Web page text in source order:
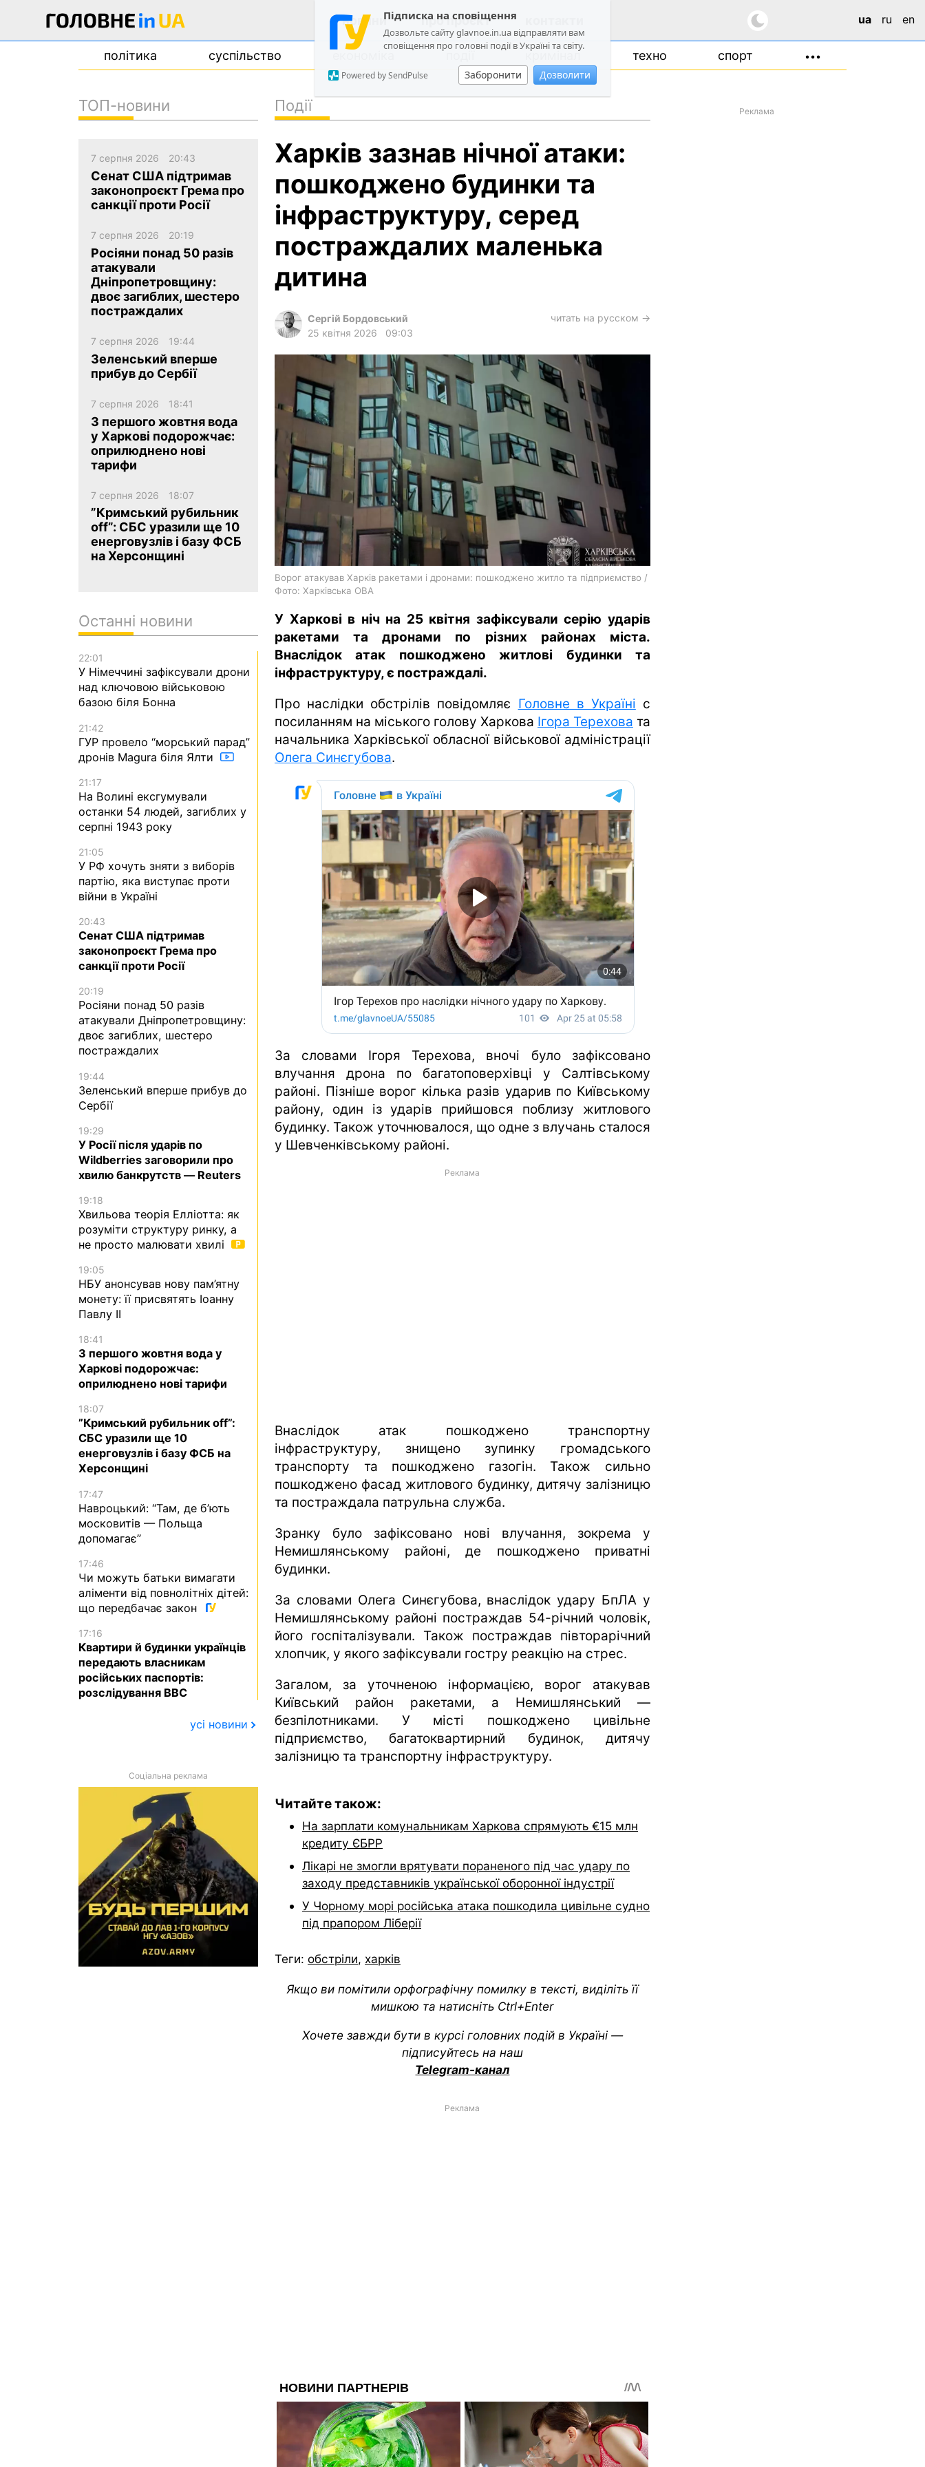
Підписка на сповіщення
Дозвольте сайту glavnoe.in.ua відправляти вам
сповіщення про головні події в Україні та світу.
Заборонити Дозволити
Powered by SendPulse
новини про проєкт ua ru en
політика суспільство кримінал техно спорт •••
політика
суспільство
події
кримінал
техно
gambling
en
Події
Харків зазнав нічної атаки:
пошкоджено будинки та
інфраструктуру, серед
постраждалих маленька
дитина
Сергій Бордовський
25 квітня 2026
09:03
читать на русском →
Ворог атакував Харків ракетами і дронами: пошкоджено житло та підприємство /
Фото: Харківська ОВА
У Харкові в ніч на 25 квітня зафіксували серію ударів
ракетами та дронами по різних районах міста.
Внаслідок атак пошкоджено житлові будинки та
інфраструктуру, є постраждалі.
Про наслідки обстрілів повідомляє Головне в Україні с
посиланням на міського голову Харкова Ігора Терехова та
начальника Харківської обласної військової адміністрації
Олега Синєгубова.
За словами Ігоря Терехова, вночі було зафіксовано
влучання дрона по багатоповерхівці у Салтівському
районі. Пізніше ворог кілька разів ударив по Київському
району, один із ударів прийшовся поблизу житлового
будинку. Також уточнювалося, що одне з влучань сталося
у Шевченківському районі.
Реклама
Внаслідок атак пошкоджено транспортну
інфраструктуру, знищено зупинку громадського
транспорту та пошкоджено газогін. Також сильно
пошкоджено фасад житлового будинку, дитячу залізницю
та постраждала патрульна служба.
Зранку було зафіксовано нові влучання, зокрема у
Немишлянському районі, де пошкоджено приватні
будинки.
За словами Олега Синєгубова, внаслідок удару БпЛА у
Немишлянському районі постраждав 54-річний чоловік,
його госпіталізували. Також постраждав півторарічний
хлопчик, у якого зафіксували гостру реакцію на стрес.
Загалом, за уточненою інформацією, ворог атакував
Київський район ракетами, а Немишлянський —
безпілотниками. У місті пошкоджено цивільне
підприємство, багатоквартирний будинок, дитячу
залізницю та транспортну інфраструктуру.
Читайте також:
На зарплати комунальникам Харкова спрямують €15 млн
кредиту ЄБРР
Лікарі не змогли врятувати пораненого під час удару по
заходу представників української оборонної індустрії
У Чорному морі російська атака пошкодила цивільне судно
під прапором Ліберії
Теги: обстріли, харків
Якщо ви помітили орфографічну помилку в тексті, виділіть її
мишкою та натисніть Ctrl+Enter
Хочете завжди бути в курсі головних подій в Україні —
підписуйтесь на наш
Telegram-канал
Реклама
Реклама
ТОП-новини
7 серпня 2026 20:43
Сенат США підтримав
законопроєкт Грема про
санкції проти Росії
7 серпня 2026 20:19
Росіяни понад 50 разів
атакували
Дніпропетровщину:
двоє загиблих, шестеро
постраждалих
7 серпня 2026 19:44
Зеленський вперше
прибув до Сербії
7 серпня 2026 18:41
З першого жовтня вода
у Харкові подорожчає:
оприлюднено нові
тарифи
7 серпня 2026 18:07
”Кримський рубильник
off”: СБС уразили ще 10
енерговузлів і базу ФСБ
на Херсонщині
Останні новини
22:01
У Німеччині зафіксували дрони
над ключовою військовою
базою біля Бонна
21:42
ГУР провело “морський парад”
дронів Magura біля Ялти
21:17
На Волині ексгумували
останки 54 людей, загиблих у
серпні 1943 року
21:05
У РФ хочуть зняти з виборів
партію, яка виступає проти
війни в Україні
20:43
Сенат США підтримав
законопроєкт Грема про
санкції проти Росії
20:19
Росіяни понад 50 разів
атакували Дніпропетровщину:
двоє загиблих, шестеро
постраждалих
19:44
Зеленський вперше прибув до
Сербії
19:29
У Росії після ударів по
Wildberries заговорили про
хвилю банкрутств — Reuters
19:18
Хвильова теорія Елліотта: як
розуміти структуру ринку, а
не просто малювати хвилі
19:05
НБУ анонсував нову пам’ятну
монету: її присвятять Іоанну
Павлу II
18:41
З першого жовтня вода у
Харкові подорожчає:
оприлюднено нові тарифи
18:07
”Кримський рубильник off”:
СБС уразили ще 10
енерговузлів і базу ФСБ на
Херсонщині
17:47
Навроцький: “Там, де б’ють
московитів — Польща
допомагає”
17:46
Чи можуть батьки вимагати
аліменти від повнолітніх дітей:
що передбачає закон
17:16
Квартири й будинки українців
передають власникам
російських паспортів:
розслідування BBC
усі новини
Соціальна реклама